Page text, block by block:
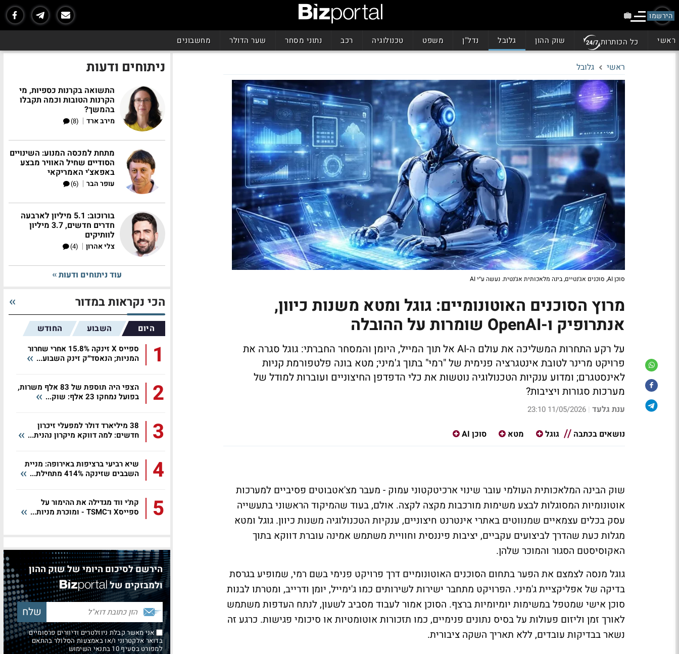
הירשמו
ראשי כל הכותרות שוק ההון גלובל נדל"ן משפט טכנולוגיה רכב נתוני מסחר שער הדולר מחשבונים
ראשי גלובל
סוכן AI, סוכנים אג׳נטיים, בינה מלאכותית אג׳נטית. נעשה ע״י AI
מרוץ הסוכנים האוטונומיים: גוגל ומטא משנות כיוון,
אנתרופיק ו-OpenAI שומרות על ההובלה
על רקע התחרות המשליכה את עולם ה-AI אל תוך המייל, היומן והמסחר החברתי: גוגל סגרה את
פרויקט מרינר לטובת אינטגרציה פנימית של "רמי" בתוך ג'מיני; מטא בונה פלטפורמת קניות
לאינסטגרם; ומדוע ענקיות הטכנולוגיה נוטשות את כלי הדפדפן החיצוניים ועוברות למודל של
מערכות סגורות ויציבות?
ענת גלעד |
11/05/2026 23:10
נושאים בכתבה גוגל מטא סוכן AI
שוק הבינה המלאכותית העולמי עובר שינוי ארכיטקטוני עמוק - מעבר מצ'אטבוטים פסיביים למערכות
אוטונומיות המסוגלות לבצע משימות מורכבות מקצה לקצה. אולם, בעוד שהמיקוד הראשוני בתעשייה
עסק בכלים עצמאיים שמנווטים באתרי אינטרנט חיצוניים, ענקיות הטכנולוגיה משנות כיוון. גוגל ומטא
מגלות כעת שהדרך לביצועים עקביים, יציבות פיננסית וחוויית משתמש אמינה עוברת דווקא בתוך
האקוסיסטם הסגור והמוכר שלהן.
גוגל מנסה לצמצם את הפער בתחום הסוכנים האוטונומיים דרך פרויקט פנימי בשם רמי, שמופיע בגרסת
בדיקה של אפליקציית ג'מיני. הפרויקט מתחבר ישירות לשירותים כמו ג'ימייל, יומן ודרייב, ומטרתו לבנות
סוכן אישי שמטפל במשימות יומיומיות ברצף. הסוכן אמור לעבוד מסביב לשעון, לנתח העדפות משתמש
לאורך זמן וליזום פעולות על בסיס נתונים פנימיים, כמו תזכורות אוטומטיות או סיכומי פגישות. כרגע זה
נשאר בבדיקות עובדים, ללא תאריך השקה ציבורית.
ניתוחים ודעות
התשואה בקרנות כספיות, מי
הקרנות הטובות וכמה תקבלו
בהמשך?
מירב ארד |
(8)
מתחת למכסה המנוע: השינויים
הסודיים שחיל האוויר מבצע
באפאצ'י האמריקאי
עופר הבר |
(6)
בורוכוב: 5.1 מיליון לארבעה
חדרים חדשים, 3.7 מיליון
לוותיקים
צלי אהרון |
(4)
עוד ניתוחים ודעות
הכי נקראות במדור
היום השבוע החודש
1
ספייס X זינקה 15.8% אחרי שחרור
המניות; הנאסד״ק זינק השבוע...
2
הצפי היה תוספת של 83 אלף משרות,
בפועל נמחקו 23 אלף: שוק...
3
38 מיליארד דולר למפעלי זיכרון
חדשים: למה דווקא מיקרון נהנית...
4
שיא רביעי ברציפות באירופה: מניית
השבבים שזינקה 414% מתחילת...
5
קת׳י ווד מגדילה את ההימור על
ספייסX ו־TSMC - ומוכרת מניות...
הירשם לסיכום היומי של שוק ההון
ולמבזקים של
אני מאשר קבלת ניוזלטרים ודיוורים פרסומיים
בדואר אלקטרוני ו/או באמצעות הסלולר בהתאם
למפורט בסעיף 10 בתנאי השימוש